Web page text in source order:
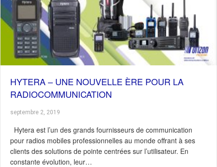
HYTERA – UNE NOUVELLE ÈRE POUR LA
RADIOCOMMUNICATION
septembre 2, 2019
Hytera est l’un des grands fournisseurs de communication
pour radios mobiles professionnelles au monde offrant à ses
clients des solutions de pointe centrées sur l’utilisateur. En
constante évolution, leur…